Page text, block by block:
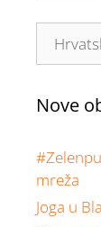
Nove
mreža
Joga u